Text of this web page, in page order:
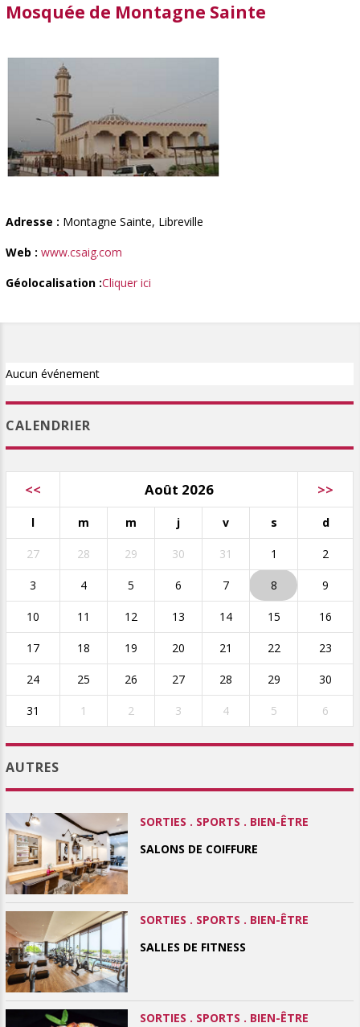
Mosquée de Montagne Sainte
Adresse : Montagne Sainte, Libreville
Web : www.csaig.com
Géolocalisation :Cliquer ici
Aucun événement
CALENDRIER
<< Août 2026 >>
l m m j v s d
27 28 29 30 31 1 2
3 4 5 6 7 8 9
10 11 12 13 14 15 16
17 18 19 20 21 22 23
24 25 26 27 28 29 30
31 1 2 3 4 5 6
AUTRES
SORTIES . SPORTS . BIEN-ÊTRE
SALONS DE COIFFURE
SORTIES . SPORTS . BIEN-ÊTRE
SALLES DE FITNESS
SORTIES . SPORTS . BIEN-ÊTRE